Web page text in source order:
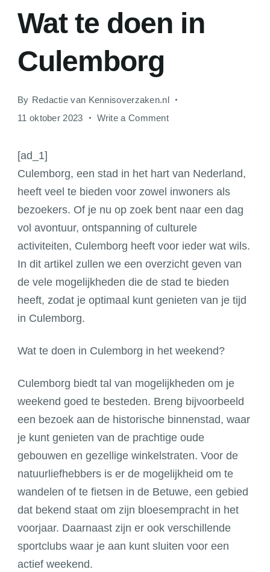
Wat te doen in
Culemborg
By Redactie van Kennisoverzaken.nl
11 oktober 2023
Write a Commenton
in
Culemborg
[ad_1]
Culemborg, een stad in het hart van Nederland,
heeft veel te bieden voor zowel inwoners als
bezoekers. Of je nu op zoek bent naar een dag
vol avontuur, ontspanning of culturele
activiteiten, Culemborg heeft voor ieder wat wils.
In dit artikel zullen we een overzicht geven van
de vele mogelijkheden die de stad te bieden
heeft, zodat je optimaal kunt genieten van je tijd
in Culemborg.
Wat te doen in Culemborg in het weekend?
Culemborg biedt tal van mogelijkheden om je
weekend goed te besteden. Breng bijvoorbeeld
een bezoek aan de historische binnenstad, waar
je kunt genieten van de prachtige oude
gebouwen en gezellige winkelstraten. Voor de
natuurliefhebbers is er de mogelijkheid om te
wandelen of te fietsen in de Betuwe, een gebied
dat bekend staat om zijn bloesempracht in het
voorjaar. Daarnaast zijn er ook verschillende
sportclubs waar je aan kunt sluiten voor een
actief weekend.